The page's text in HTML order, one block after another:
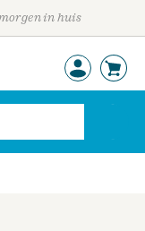
in huis